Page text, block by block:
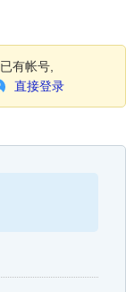
已有帐号,
直接登录